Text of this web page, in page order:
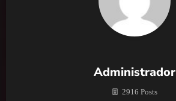
Administrador
2916 Posts